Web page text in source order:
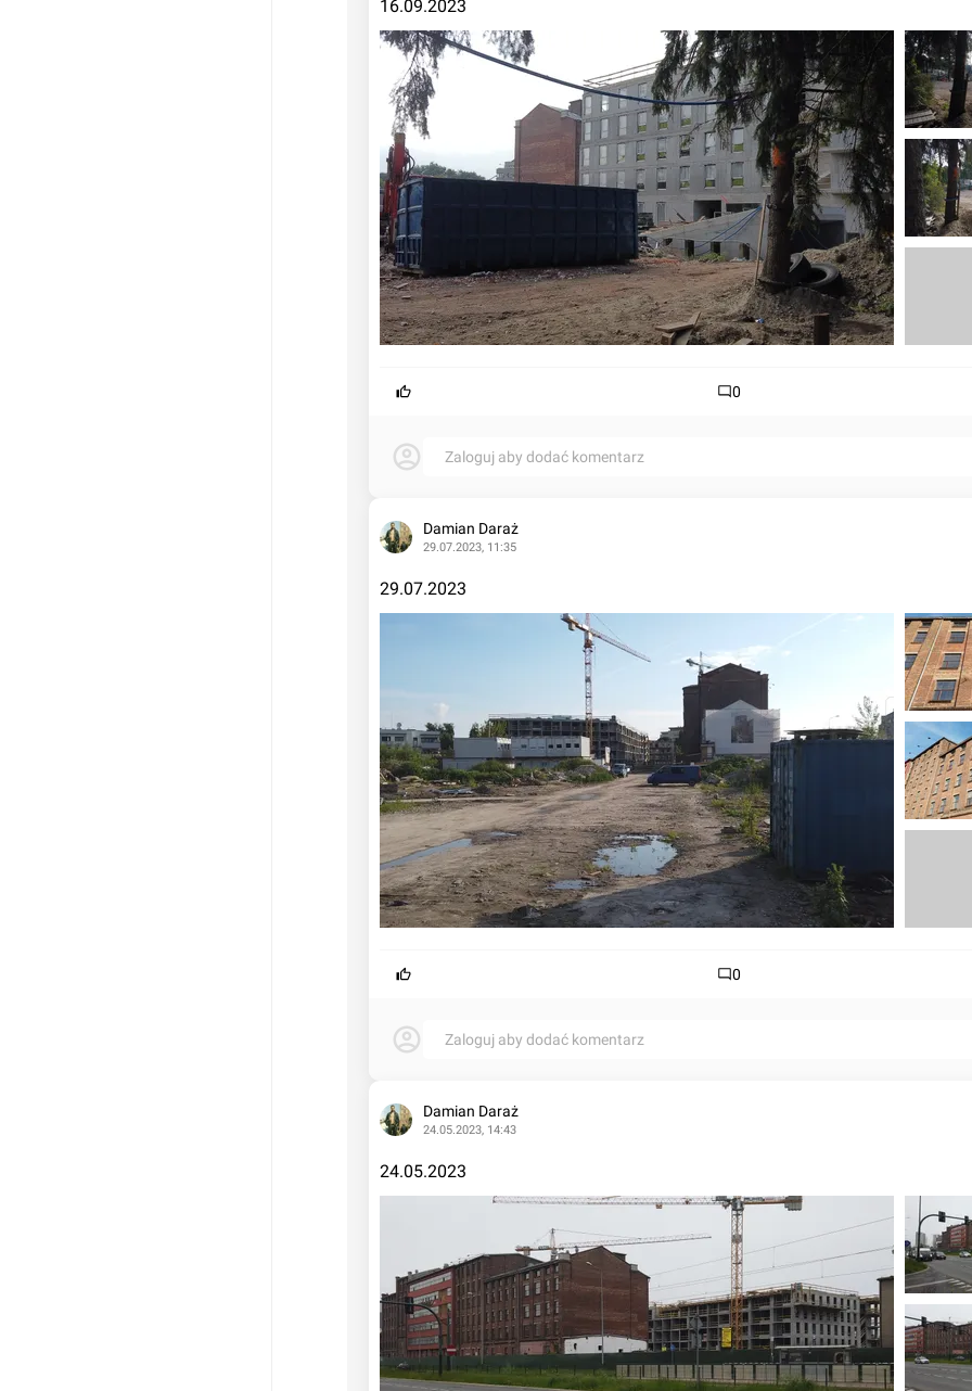
16.09.2023
0
Zaloguj aby dodać komentarz
Damian Daraż
29.07.2023, 11:35
29.07.2023
0
Zaloguj aby dodać komentarz
Damian Daraż
24.05.2023, 14:43
24.05.2023